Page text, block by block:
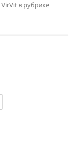
VirVit в рубрике